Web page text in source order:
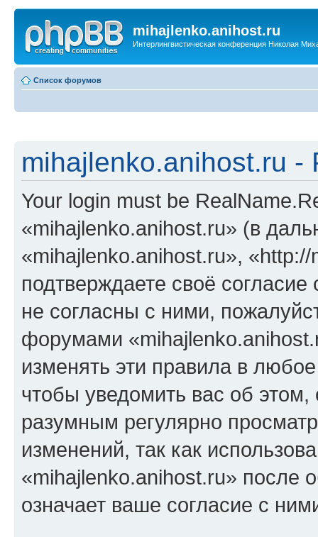
mihajlenko.anihost.ru
Интерлингвистическая конференция Николая
Список форумов
mihajlenko.anihost.ru -
Your login must be
«mihajlenko.anihost.ru» (в
«mihajlenko.anihost.ru»,
подтверждаете своё
не согласны с ними,
форумами
изменять эти правила в
чтобы уведомить вас об
разумным регулярно
изменений, так как
«mihajlenko.anihost.ru» после
означает ваше согласие с